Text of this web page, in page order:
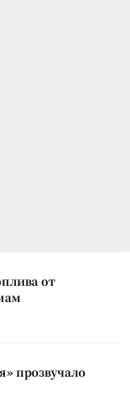
от
прозвучало